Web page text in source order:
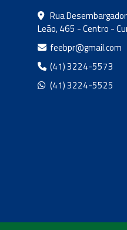
Rua
Leão, 465 - Centro -
feebpr@gmail.com
(41) 3224-5573
(41) 3224-5525